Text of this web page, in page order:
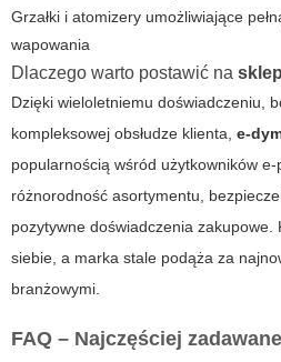
Grzałki i atomizery umożliwiające
wapowania
Dlaczego warto postawić na
Dzięki wieloletniemu doświadczeniu,
kompleksowej obsłudze klienta, e-
popularnością wśród użytkowników
różnorodność asortymentu,
pozytywne doświadczenia zakupowe.
siebie, a marka stale podąża za
branżowymi.
FAQ – Najczęściej